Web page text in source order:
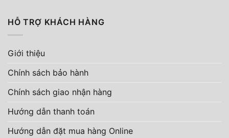
HỖ TRỢ KHÁCH HÀNG
Giới thiệu
Chính sách bảo hành
Chính sách giao nhận hàng
Hướng dẫn thanh toán
Hướng dẫn đặt mua hàng Online